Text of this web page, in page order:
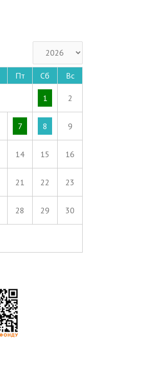
Пт Сб Вс
1 2
7 8 9
14 15 16
21 22 23
28 29 30